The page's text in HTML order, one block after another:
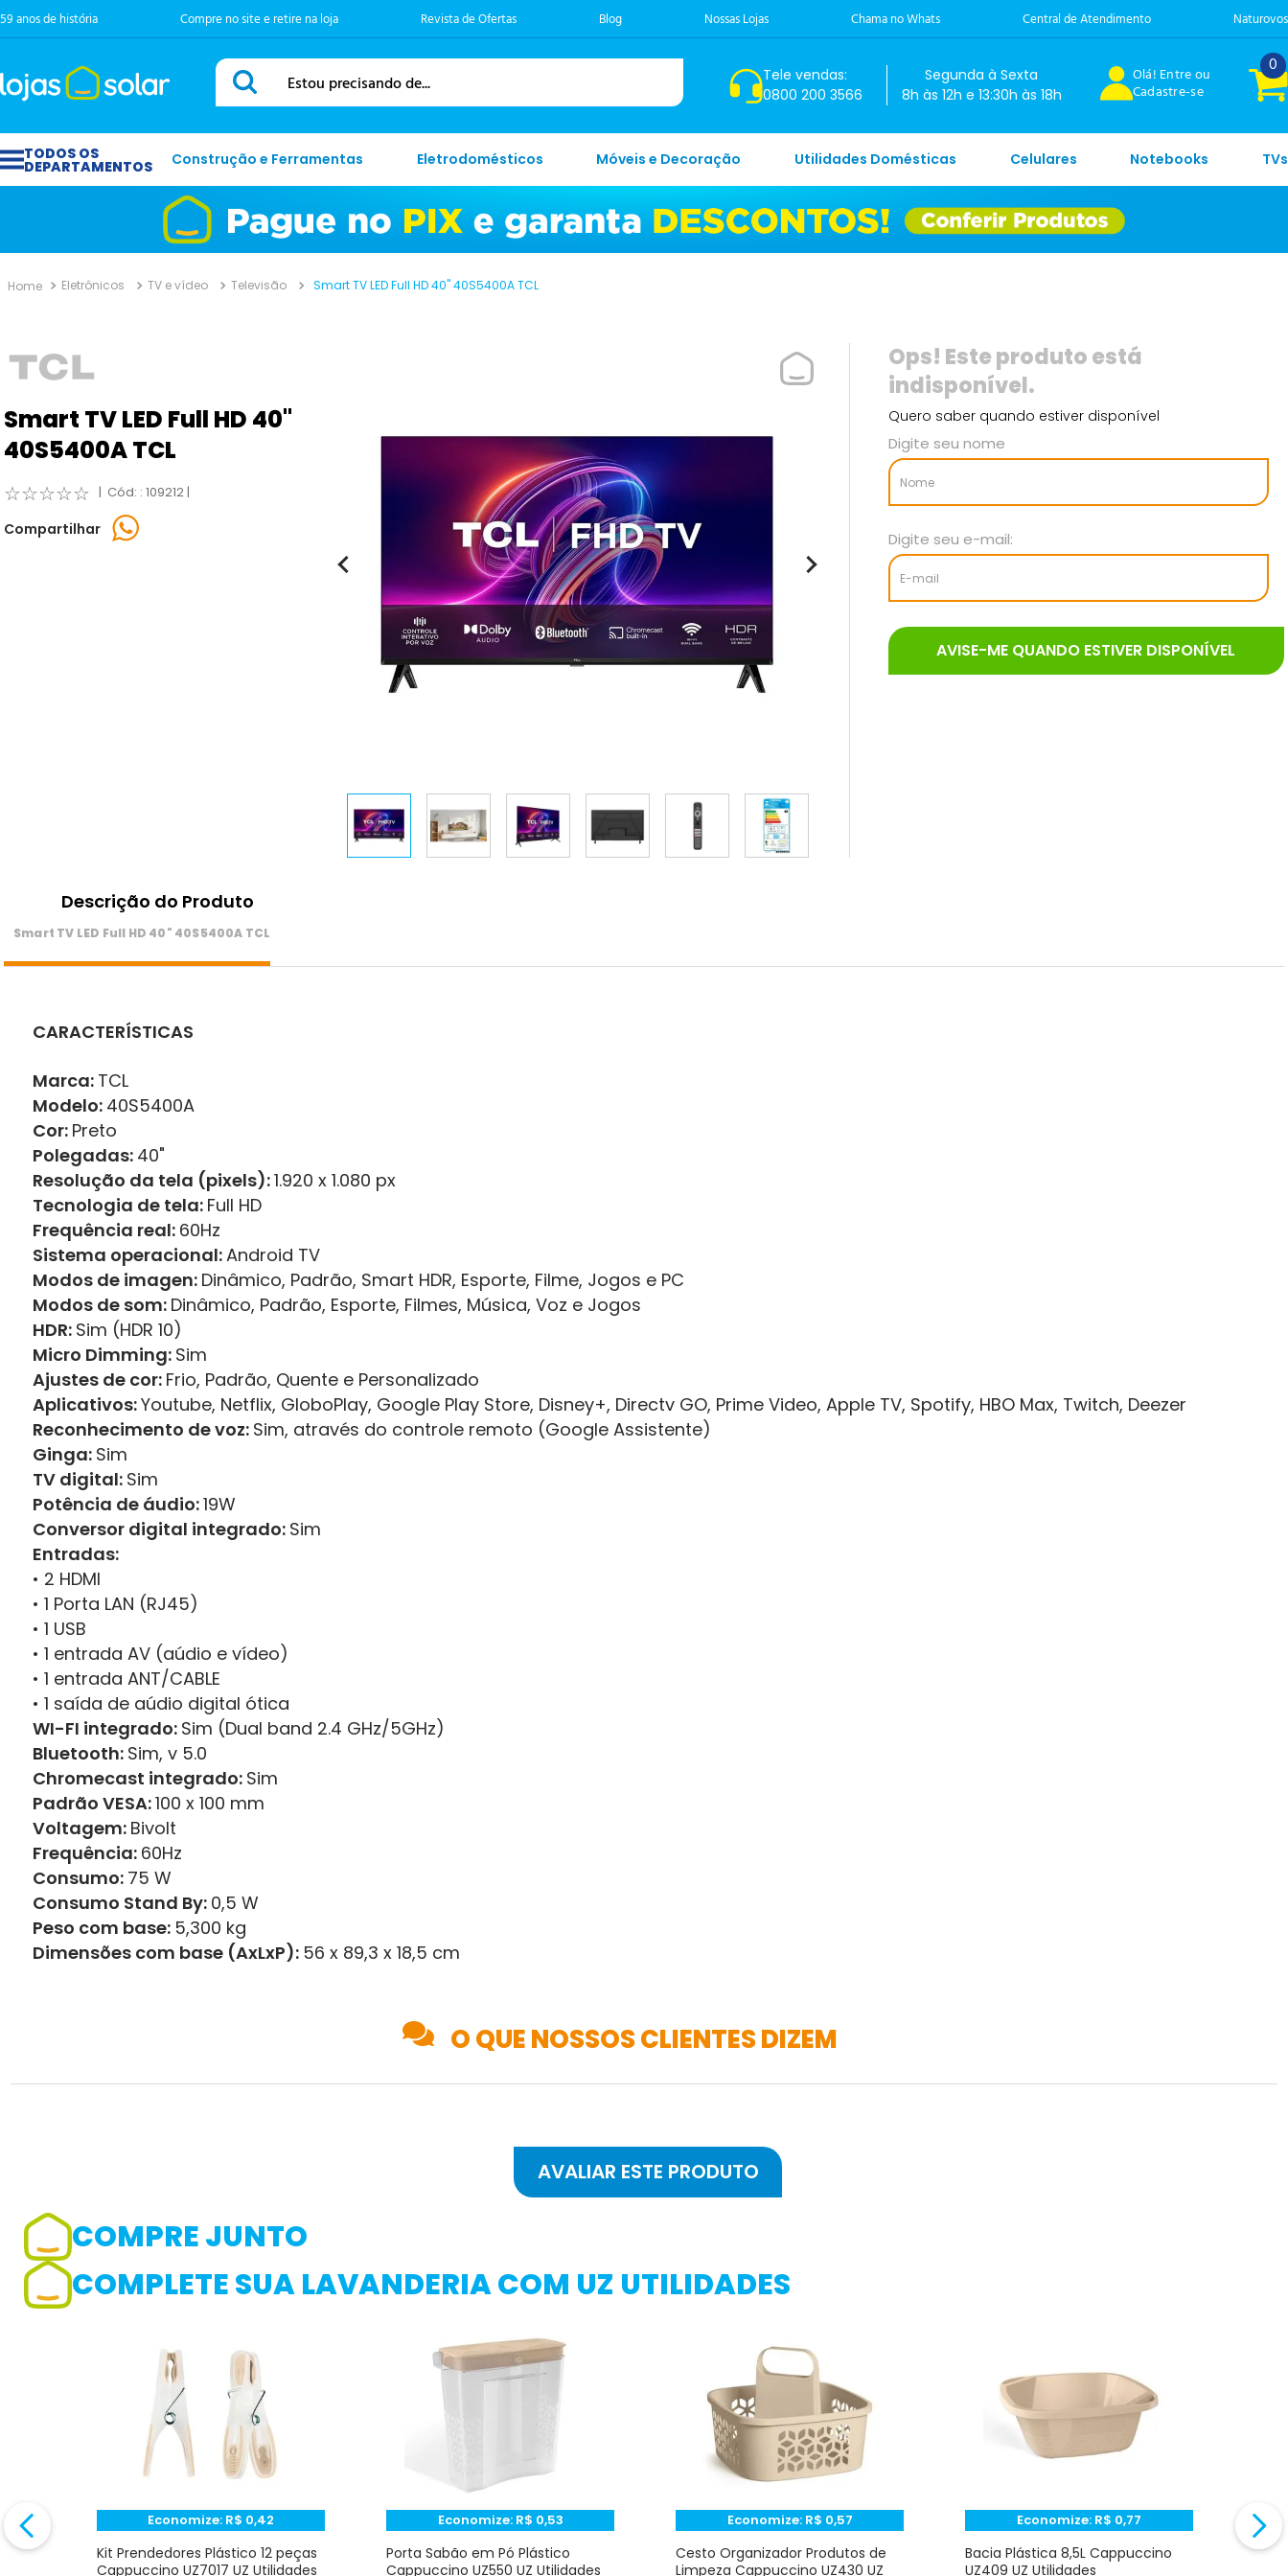
59 anos de história Compre no site e retire na loja Revista de Ofertas Blog Nossas Lojas Chama no Whats Central de Atendimento Naturovos
Estou precisando de...
Tele vendas:
0800 200 3566
Segunda à Sexta
8h às 12h e 13:30h às 18h
Olá! Entre ou
Cadastre-se
0
Construção e Ferramentas Eletrodomésticos Móveis e Decoração Utilidades Domésticas Celulares Notebooks TVs
Eletrônicos TV e vídeo Televisão Smart TV LED Full HD 40" 40S5400A TCL
Smart TV LED Full HD 40"
40S5400A TCL
☆☆☆☆☆ : 109212
Compartilhar
Quero saber quando estiver disponível
Descrição do Produto
Smart TV LED Full HD 40" 40S5400A TCL
CARACTERÍSTICAS
Marca: TCL
Modelo: 40S5400A
Cor: Preto
Polegadas: 40"
Resolução da tela (pixels):1.920 x 1.080 px
Tecnologia de tela: Full HD
Frequência real: 60Hz
Sistema operacional:Android TV
Modos de imagen: Dinâmico, Padrão, Smart HDR, Esporte, Filme, Jogos e PC
Modos de som: Dinâmico, Padrão, Esporte, Filmes, Música, Voz e Jogos
HDR: Sim (HDR 10)
Micro Dimming: Sim
Ajustes de cor: Frio, Padrão, Quente e Personalizado
Aplicativos:Youtube, Netflix, GloboPlay, Google Play Store, Disney+, Directv GO, Prime Video, Apple TV, Spotify, HBO Max, Twitch, Deezer
Reconhecimento de voz: Sim, através do controle remoto (Google Assistente)
Ginga: Sim
TV digital: Sim
Potência de áudio:19W
Conversor digital integrado: Sim
Entradas:
• 2 HDMI
• 1 Porta LAN (RJ45)
• 1 USB
• 1 entrada AV (aúdio e vídeo)
• 1 entrada ANT/CABLE
• 1 saída de aúdio digital ótica
WI-FI integrado: Sim (Dual band 2.4 GHz/5GHz)
Bluetooth: Sim, v 5.0
Chromecast integrado: Sim
Padrão VESA:100 x 100 mm
Voltagem: Bivolt
Frequência: 60Hz
Consumo: 75 W
Consumo Stand By: 0,5 W
Peso com base: 5,300 kg
Dimensões com base (AxLxP): 56 x 89,3 x 18,5 cm
O QUE NOSSOS CLIENTES DIZEM
Adicionar avaliação
Avaliação
Avalie o produto de 1 até 5 estrelas
☆
Endereço de e-mail
COMPRE JUNTO
COMPLETE SUA LAVANDERIA COM UZ UTILIDADES
Economize: R$ 0,42
Kit Prendedores Plástico 12 peças
Cappuccino UZ7017 UZ Utilidades
Economize: R$ 0,53
Porta Sabão em Pó Plástico
Cappuccino UZ550 UZ Utilidades
Economize: R$ 0,57
Cesto Organizador Produtos de
Limpeza Cappuccino UZ430 UZ
Economize: R$ 0,77
Bacia Plástica 8,5L Cappuccino
UZ409 UZ Utilidades